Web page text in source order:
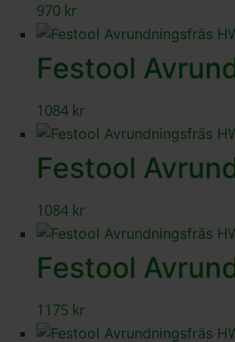
970 kr
Festool
1084 kr
Festool
1084 kr
Festool
1175 kr